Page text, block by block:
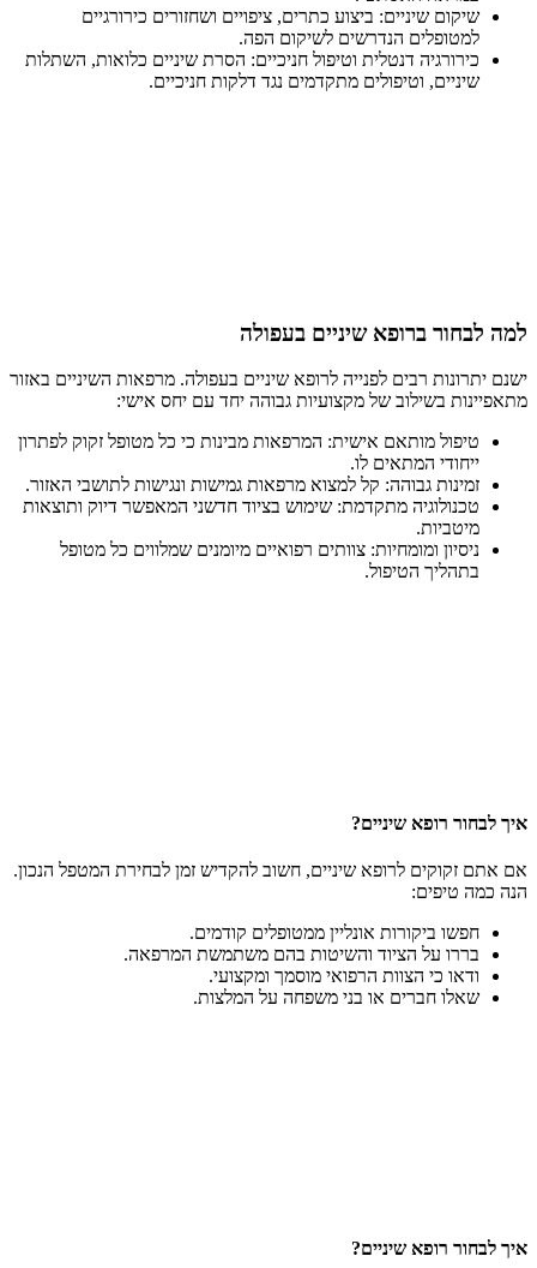
שיקום שיניים: ביצוע כתרים, ציפויים ושחזורים כירורגיים
למטופלים הנדרשים לשיקום הפה.
כירורגיה דנטלית וטיפול חניכיים: הסרת שיניים כלואות, השתלות
שיניים, וטיפולים מתקדמים נגד דלקות חניכיים.
למה לבחור ברופא שיניים בעפולה
ישנם יתרונות רבים לפנייה לרופא שיניים בעפולה. מרפאות השיניים באזור
מתאפיינות בשילוב של מקצועיות גבוהה יחד עם יחס אישי:
טיפול מותאם אישית: המרפאות מבינות כי כל מטופל זקוק לפתרון
ייחודי המתאים לו.
זמינות גבוהה: קל למצוא מרפאות גמישות ונגישות לתושבי האזור.
טכנולוגיה מתקדמת: שימוש בציוד חדשני המאפשר דיוק ותוצאות
מיטביות.
ניסיון ומומחיות: צוותים רפואיים מיומנים שמלווים כל מטופל
בתהליך הטיפול.
איך לבחור רופא שיניים?
אם אתם זקוקים לרופא שיניים, חשוב להקדיש זמן לבחירת המטפל הנכון.
הנה כמה טיפים:
חפשו ביקורות אונליין ממטופלים קודמים.
בררו על הציוד והשיטות בהם משתמשת המרפאה.
ודאו כי הצוות הרפואי מוסמך ומקצועי.
שאלו חברים או בני משפחה על המלצות.
איך לבחור רופא שיניים?